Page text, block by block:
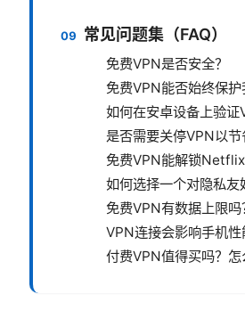
常见问题集（FAQ）
免费VPN是否安全？
免费VPN能否始终保护
如何在安卓设备上验证
是否需要关停VPN以节
免费VPN能解锁Netflix
如何选择一个对隐私友
免费VPN有数据上限吗
VPN连接会影响手机性
付费VPN值得买吗？怎